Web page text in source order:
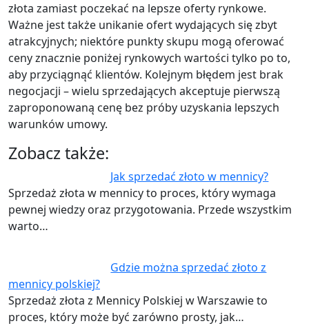
złota zamiast poczekać na lepsze oferty rynkowe.
Ważne jest także unikanie ofert wydających się zbyt
atrakcyjnych; niektóre punkty skupu mogą oferować
ceny znacznie poniżej rynkowych wartości tylko po to,
aby przyciągnąć klientów. Kolejnym błędem jest brak
negocjacji – wielu sprzedających akceptuje pierwszą
zaproponowaną cenę bez próby uzyskania lepszych
warunków umowy.
Zobacz także:
Jak sprzedać złoto w mennicy?
Sprzedaż złota w mennicy to proces, który wymaga
pewnej wiedzy oraz przygotowania. Przede wszystkim
warto…
Gdzie można sprzedać złoto z
mennicy polskiej?
Sprzedaż złota z Mennicy Polskiej w Warszawie to
proces, który może być zarówno prosty, jak…